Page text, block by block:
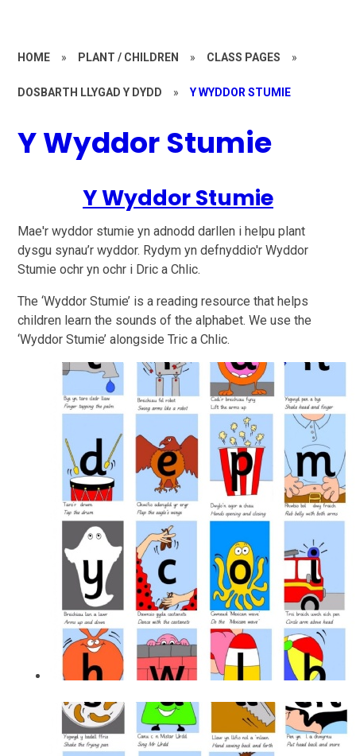
HOME » PLANT / CHILDREN » CLASS PAGES »
DOSBARTH LLYGAD Y DYDD » Y WYDDOR STUMIE
Y Wyddor Stumie
Y Wyddor Stumie
Mae'r wyddor stumie yn adnodd darllen i helpu plant
dysgu synau’r wyddor. Rydym yn defnyddio'r Wyddor
Stumie ochr yn ochr i Dric a Chlic.
The ‘Wyddor Stumie’ is a reading resource that helps
children learn the sounds of the alphabet. We use the
‘Wyddor Stumie’ alongside Tric a Chlic.